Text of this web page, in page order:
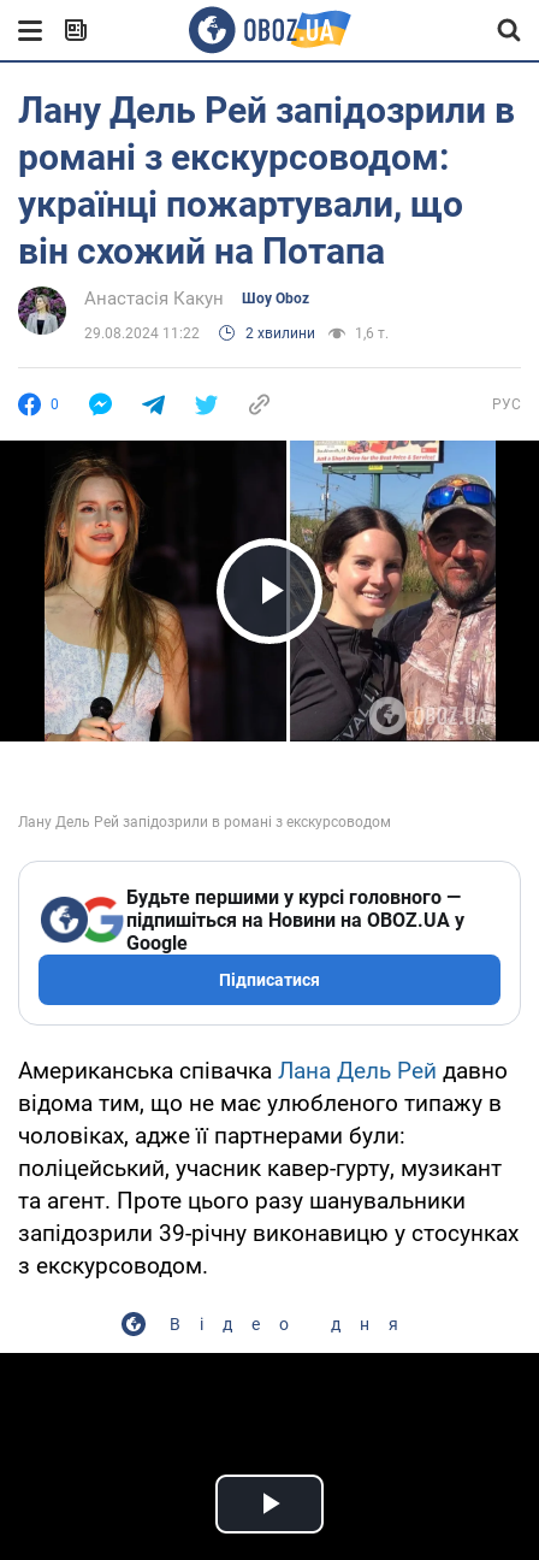
Лану Дель Рей запідозрили в
романі з екскурсоводом:
українці пожартували, що
він схожий на Потапа
Анастасія Какун Шоу Oboz
29.08.2024 11:22 2 хвилини 1,6 т.
0 РУС
Play Video
Будьте першими у курсі головного —
підпишіться на Новини на OBOZ.UA у
Google
Підписатися
Американська співачка Лана Дель Рей давно
відома тим, що не має улюбленого типажу в
чоловіках, адже її партнерами були:
поліцейський, учасник кавер-гурту, музикант
та агент. Проте цього разу шанувальники
запідозрили 39-річну виконавицю у стосунках
з екскурсоводом.
Відео дня
Play Video